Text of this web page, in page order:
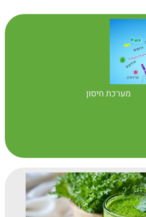
פעילות אנטי ויראלית ואנטי
מרעלים, טיפול בדלקת הכבד,
אי ספיקת לב ועוד.
ביותר לשימוש. אין תיעוד של
לוואי כלשהן. עפ"י הרפואה
הצמח אינו מומלץ לשימוש בזמן
אקוטיים; הצמח עשוי להפחית
מערכת חיסון